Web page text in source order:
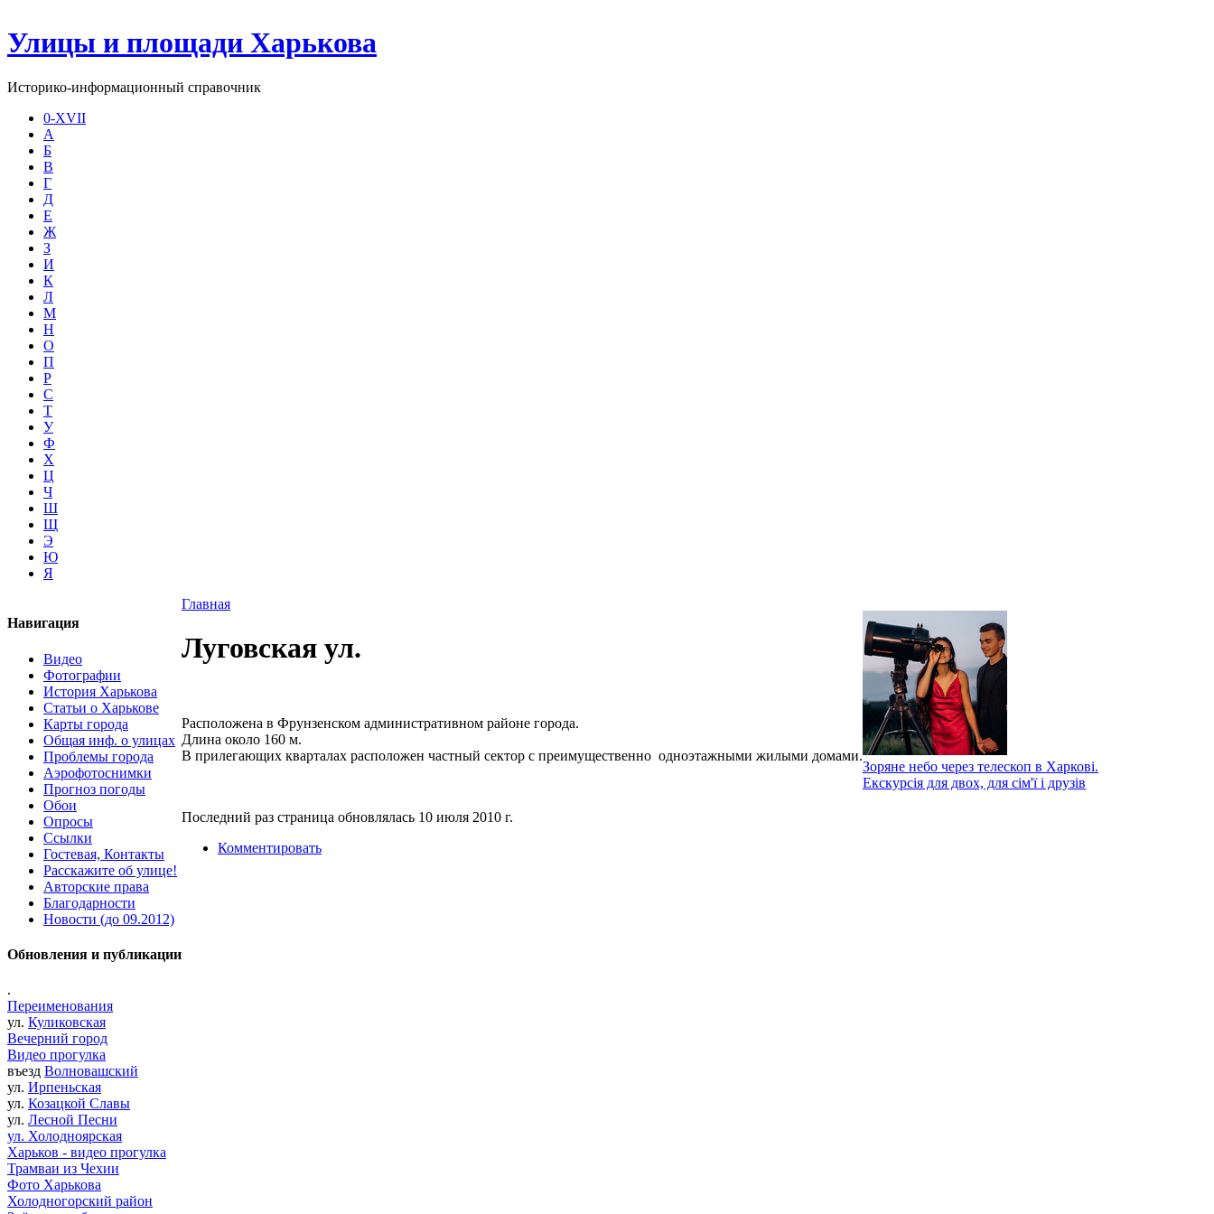
Улицы и площади Харькова
Историко-информационный справочник
0-XVII
А
Б
В
Г
Д
Е
Ж
З
И
К
Л
М
Н
О
П
Р
С
Т
У
Ф
Х
Ц
Ч
Ш
Щ
Э
Ю
Я
Навигация
Видео
Фотографии
История Харькова
Статьи о Харькове
Карты города
Общая инф. о улицах
Проблемы города
Аэрофотоснимки
Прогноз погоды
Обои
Опросы
Ссылки
Гостевая, Контакты
Расскажите об улице!
Авторские права
Благодарности
Новости (до 09.2012)
Обновления и публикации
.
Переименования
ул. Куликовская
Вечерний город
Видео прогулка
въезд Волновашский
ул. Ирпеньская
ул. Козацкой Славы
ул. Лесной Песни
ул. Холодноярская
Харьков - видео прогулка
Трамваи из Чехии
Фото Харькова
Холодногорский район
Главная
Луговская ул.
Расположена в Фрунзенском административном районе города.
Длина около 160 м.
В прилегающих кварталах расположен частный сектор с преимущественно одноэтажными жилыми домами.
Последний раз страница обновлялась 10 июля 2010 г.
Комментировать
Зоряне небо через телескоп в Харкові.
Екскурсія для двох, для сім'ї і друзів